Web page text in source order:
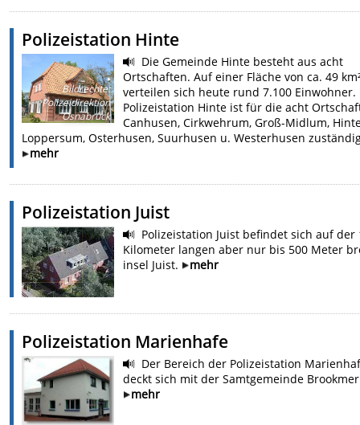
Polizeistation Hinte
Bildrechte:
Polizeidirektion
Osnabrück
Die Gemeinde Hinte besteht aus acht
Ortschaften. Auf einer Fläche von ca. 49
verteilen sich heute rund 7.100 Einwohner.
Polizeistation Hinte ist für die acht
Canhusen, Cirkwehrum, Groß-Midlum,
Loppersum, Osterhusen, Suurhusen u. Westerhusen
mehr
Polizeistation Juist
Polizeistation Juist befindet sich auf der
Kilometer langen aber nur bis 500 Meter
insel Juist.
mehr
Polizeistation Marienhafe
Der Bereich der Polizeistation
deckt sich mit der Samtgemeinde
mehr